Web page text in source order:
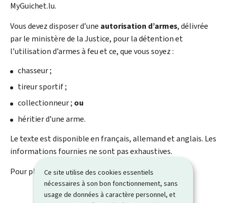
Ce site utilise des cookies essentiels
nécessaires à son bon fonctionnement, sans
usage de données à caractère personnel, et
MyGuichet.lu.
Vous devez disposer d’une autorisation d’armes, délivrée
par le ministère de la Justice, pour la détention et
l’utilisation d’armes à feu et ce, que vous soyez :
chasseur ;
tireur sportif ;
collectionneur ; ou
héritier d’une arme.
Le texte est disponible en français, allemand et anglais. Les
informations fournies ne sont pas exhaustives.
Pour plus de détails, consulteznotre texte